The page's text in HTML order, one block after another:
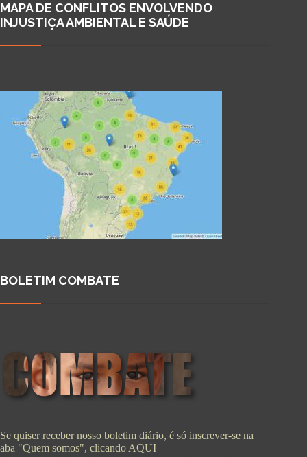
MAPA DE CONFLITOS ENVOLVENDO
INJUSTIÇA AMBIENTAL E SAÚDE
BOLETIM COMBATE
Se quiser receber nosso boletim diário, é só inscrever-se na
aba "Quem somos", clicando AQUI